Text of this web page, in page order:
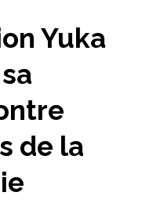
Yuka
de la